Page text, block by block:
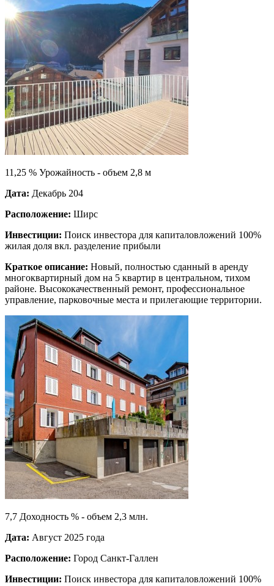
11,25 % Урожайность - объем 2,8 м
Дата: Декабрь 204
Расположение: Ширс
Инвестиции: Поиск инвестора для капиталовложений 100%
жилая доля вкл. разделение прибыли
Краткое описание: Новый, полностью сданный в аренду
многоквартирный дом на 5 квартир в центральном, тихом
районе. Высококачественный ремонт, профессиональное
управление, парковочные места и прилегающие территории.
7,7 Доходность % - объем 2,3 млн.
Дата: Август 2025 года
Расположение: Город Санкт-Галлен
Инвестиции: Поиск инвестора для капиталовложений 100%